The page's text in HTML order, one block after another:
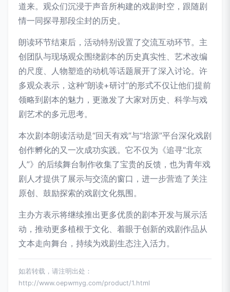
道来。观众们沉浸于声音所构建的戏剧时空，跟随剧
情一同探寻那段尘封的历史。
朗读环节结束后，活动特别设置了交流互动环节。主
创团队与现场观众围绕剧本的历史真实性、艺术改编
的尺度、人物塑造的动机等话题展开了深入讨论。许
多观众表示，这种“朗读+研讨”的形式不仅让他们提前
领略到剧本的魅力，更激发了大家对历史、科学与戏
剧艺术的多元思考。
本次剧本朗读活动是“回天有戏”与“培源”平台深化戏剧
创作孵化的又一次成功实践。它不仅为《追寻“北京
人”》的后续舞台制作收集了宝贵的反馈，也为青年戏
剧人才提供了展示与交流的窗口，进一步营造了关注
原创、鼓励探索的戏剧文化氛围。
主办方表示将继续推出更多优质的剧本开发与展示活
动，推动更多植根于文化、着眼于创新的戏剧作品从
文本走向舞台，持续为戏剧生态注入活力。
如若转载，请注明出处：
http://www.oepwmyg.com/product/1.html